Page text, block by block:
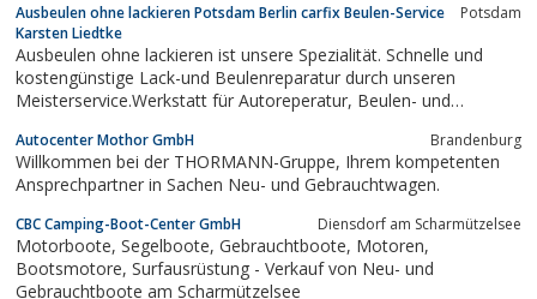
fachgerechten Reparatur und Fahrzeugsicherheit erfüllt.Mit dem
Miracle-Ausbeulsystem...
Ausbeulen ohne lackieren Potsdam Berlin carfix Beulen-Service
Karsten Liedtke
Potsdam
Ausbeulen ohne lackieren ist unsere Spezialität. Schnelle und
kostengünstige Lack-und Beulenreparatur durch unseren
Meisterservice.Werkstatt für Autoreperatur, Beulen- und
Frontscheibenschaden und Innenraumschaden - mit
Geschäftsstellen in Berlin und Potsdam.
Autocenter Mothor GmbH Brandenburg
Willkommen bei der THORMANN-Gruppe, Ihrem kompetenten
Ansprechpartner in Sachen Neu- und Gebrauchtwagen.
CBC Camping-Boot-Center GmbH Diensdorf am Scharmützelsee
Motorboote, Segelboote, Gebrauchtboote, Motoren,
Bootsmotore, Surfausrüstung - Verkauf von Neu- und
Gebrauchtboote am Scharmützelsee